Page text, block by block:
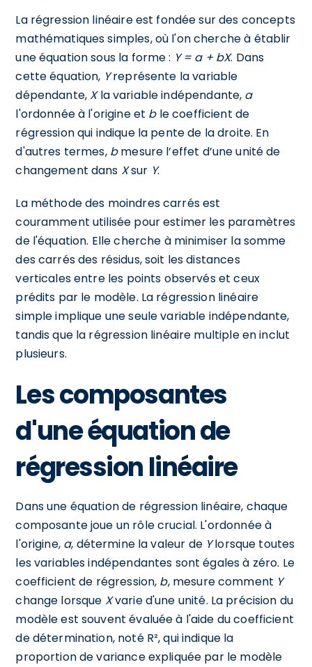
La régression linéaire est fondée sur des concepts
mathématiques simples, où l'on cherche à établir
une équation sous la forme : Y = a + bX. Dans
cette équation, Yreprésente la variable
dépendante, Xla variable indépendante, a
l'ordonnée à l'origine et ble coefficient de
régression qui indique la pente de la droite. En
d'autres termes, bmesure l’effet d’une unité de
changement dans Xsur Y.
La méthode des moindres carrés est
couramment utilisée pour estimer les paramètres
de l'équation. Elle cherche à minimiser la somme
des carrés des résidus, soit les distances
verticales entre les points observés et ceux
prédits par le modèle. La régression linéaire
simple implique une seule variable indépendante,
tandis que la régression linéaire multiple en inclut
plusieurs.
Les composantes
d'une équation de
régression linéaire
Dans une équation de régression linéaire, chaque
composante joue un rôle crucial. L'ordonnée à
l'origine, a, détermine la valeur de Ylorsque toutes
les variables indépendantes sont égales à zéro. Le
coefficient de régression, b, mesure comment Y
change lorsque Xvarie d'une unité. La précision du
modèle est souvent évaluée à l'aide du coefficient
de détermination, noté R², qui indique la
proportion de variance expliquée par le modèle